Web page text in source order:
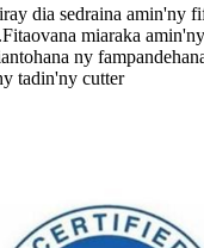
dia sedraina amin'ny
miaraka
ny
tadin'ny cutter